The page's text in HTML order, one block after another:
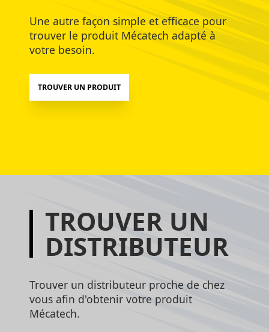
Une autre façon simple et efficace pour
trouver le produit Mécatech adapté à
votre besoin.
TROUVER UN PRODUIT
TROUVER UN
DISTRIBUTEUR
Trouver un distributeur proche de chez
vous afin d'obtenir votre produit
Mécatech.